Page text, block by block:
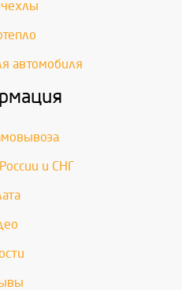
автомобиля
и СНГ